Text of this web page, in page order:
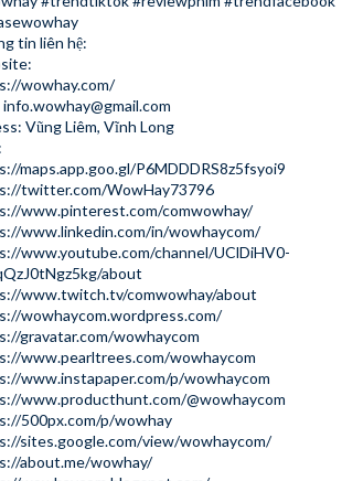
tin liên hệ:
wowhay.com/
info.wowhay@gmail.com
Vũng Liêm, Vĩnh Long
maps.app.goo.gl/P6MDDDRS8z5fsyoi9
twitter.com/WowHay73796
www.pinterest.com/comwowhay/
www.linkedin.com/in/wowhaycom/
www.youtube.com/channel/UClDiHV0-
about
www.twitch.tv/comwowhay/about
wowhaycom.wordpress.com/
gravatar.com/wowhaycom
www.pearltrees.com/wowhaycom
www.instapaper.com/p/wowhaycom
www.producthunt.com/@wowhaycom
500px.com/p/wowhay
sites.google.com/view/wowhaycom/
about.me/wowhay/